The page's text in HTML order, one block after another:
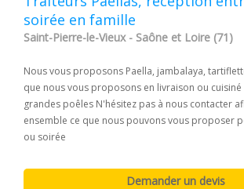
soirée en famille
Saint-Pierre-le-Vieux - Saône et Loire (71)
Nous vous proposons Paella, jambalaya,
que nous vous proposons en livraison ou
grandes poêles N'hésitez pas à nous contacter
ensemble ce que nous pouvons vous proposer
ou soirée